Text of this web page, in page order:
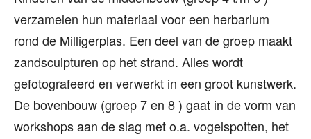
verzamelen hun materiaal voor een herbarium
rond de Milligerplas. Een deel van de groep maakt
zandsculpturen op het strand. Alles wordt
gefotografeerd en verwerkt in een groot kunstwerk.
De bovenbouw (groep 7 en 8 ) gaat in de vorm van
workshops aan de slag met o.a. vogelspotten, het